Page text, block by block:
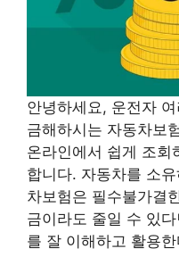
안녕하세요, 운전자
금해하시는 자동차보
온라인에서 쉽게 조회
합니다. 자동차를 소
차보험은 필수불가결
금이라도 줄일 수 있
를 잘 이해하고 활용